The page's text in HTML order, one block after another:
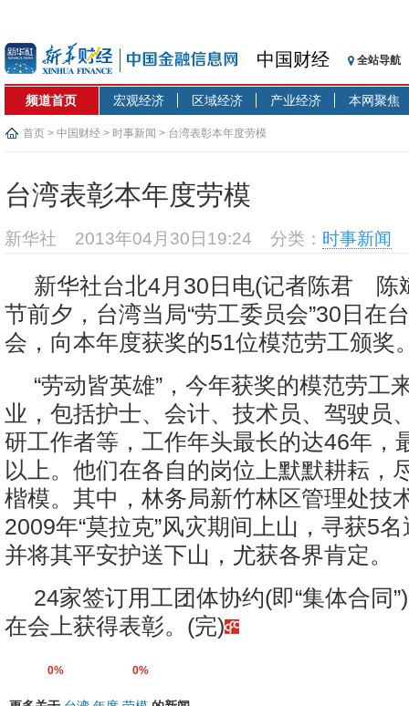
中国财经 全站导航
频道首页 宏观经济 区域经济 产业经济 本网聚焦
首页 > 中国财经 > 时事新闻 > 台湾表彰本年度劳模
台湾表彰本年度劳模
新华社 2013年04月30日19:24 分类： 时事新闻
新华社台北4月30日电(记者陈君 陈
节前夕，台湾当局“劳工委员会”30日在
会，向本年度获奖的51位模范劳工颁奖
“劳动皆英雄”，今年获奖的模范劳工
业，包括护士、会计、技术员、驾驶员
研工作者等，工作年头最长的达46年，
以上。他们在各自的岗位上默默耕耘，
楷模。其中，林务局新竹林区管理处技
2009年“莫拉克”风灾期间上山，寻获5
并将其平安护送下山，尤获各界肯定。
24家签订用工团体协约(即“集体合同
在会上获得表彰。(完)
0% 0%